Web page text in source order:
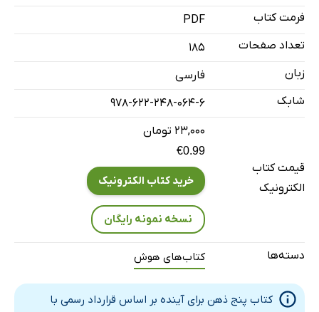
فرمت کتاب
PDF
تعداد صفحات
185
زبان
فارسی
شابک
978-622-248-064-6
قیمت کتاب
الکترونیک
۲۳,۰۰۰ تومان
€0.99
خرید کتاب الکترونیک
نسخه نمونه رایگان
دسته‌ها کتاب‌های هوش
کتاب پنج ذهن برای آینده بر اساس قرارداد رسمی با